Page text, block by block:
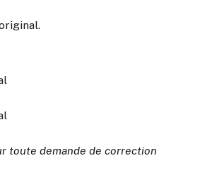
.
toute demande de correction